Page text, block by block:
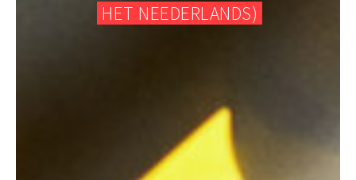
HET NEEDERLANDS)